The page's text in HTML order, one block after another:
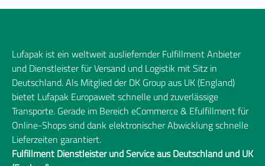
Lufapak ist ein weltweit ausliefernder Fulfillment Anbieter
und Dienstleister für Versand und Logistik mit Sitz in
Deutschland. Als Mitglied der DK Group aus UK (England)
bietet Lufapak Europaweit schnelle und zuverlässige
Transporte. Gerade im Bereich eCommerce & Efulfillment für
Online-Shops sind dank elektronischer Abwicklung schnelle
Lieferzeiten garantiert.
Fulfillment Dienstleister und Service aus Deutschland und UK